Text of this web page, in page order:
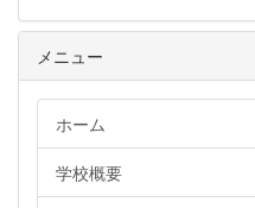
メニュー
ホーム
学校概要